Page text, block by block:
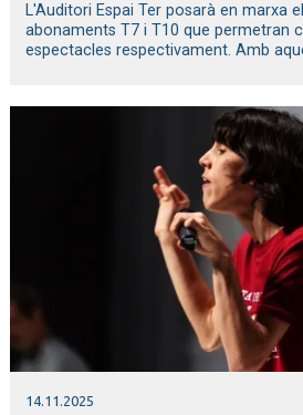
L'Auditori Espai Ter posarà en marxa
abonaments T7 i T10 que permetran
espectacles respectivament. Amb
14.11.2025